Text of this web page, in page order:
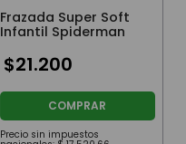
Frazada Super Soft
Infantil Spiderman
$21.200
COMPRAR
Precio sin impuestos